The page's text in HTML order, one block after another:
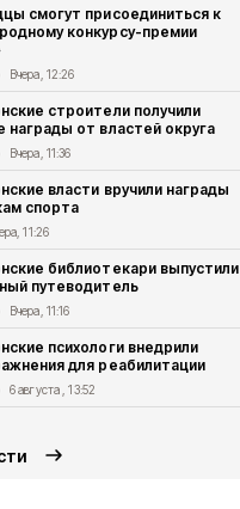
смогут присоединиться к
конкурсу-премии
Вчера, 12:26
строители получили
награды от властей округа
Вчера, 11:36
власти вручили награды
спорта
11:26
библиотекари выпустили
путеводитель
Вчера, 11:16
психологи внедрили
для реабилитации
6 августа , 13:52